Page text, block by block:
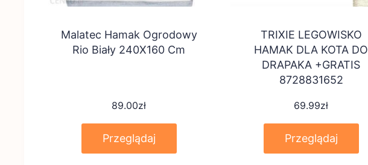
Malatec Hamak Ogrodowy
Rio Biały 240X160 Cm
89.00zł
Przeglądaj
TRIXIE LEGOWISKO
HAMAK DLA KOTA DO
DRAPAKA +GRATIS
8728831652
69.99zł
Przeglądaj